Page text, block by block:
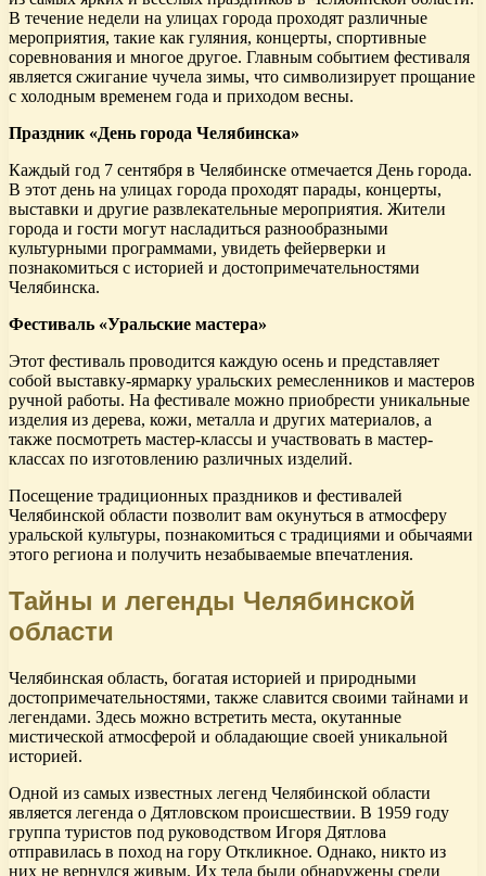
В течение недели на улицах города проходят различные
мероприятия, такие как гуляния, концерты, спортивные
соревнования и многое другое. Главным событием фестиваля
является сжигание чучела зимы, что символизирует прощание
с холодным временем года и приходом весны.
Праздник «День города Челябинска»
Каждый год 7 сентября в Челябинске отмечается День города.
В этот день на улицах города проходят парады, концерты,
выставки и другие развлекательные мероприятия. Жители
города и гости могут насладиться разнообразными
культурными программами, увидеть фейерверки и
познакомиться с историей и достопримечательностями
Челябинска.
Фестиваль «Уральские мастера»
Этот фестиваль проводится каждую осень и представляет
собой выставку-ярмарку уральских ремесленников и мастеров
ручной работы. На фестивале можно приобрести уникальные
изделия из дерева, кожи, металла и других материалов, а
также посмотреть мастер-классы и участвовать в мастер-
классах по изготовлению различных изделий.
Посещение традиционных праздников и фестивалей
Челябинской области позволит вам окунуться в атмосферу
уральской культуры, познакомиться с традициями и обычаями
этого региона и получить незабываемые впечатления.
Тайны и легенды Челябинской
области
Челябинская область, богатая историей и природными
достопримечательностями, также славится своими тайнами и
легендами. Здесь можно встретить места, окутанные
мистической атмосферой и обладающие своей уникальной
историей.
Одной из самых известных легенд Челябинской области
является легенда о Дятловском происшествии. В 1959 году
группа туристов под руководством Игоря Дятлова
отправилась в поход на гору Откликное. Однако, никто из
них не вернулся живым. Их тела были обнаружены среди